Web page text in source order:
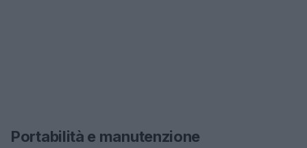
Portabilità e manutenzione